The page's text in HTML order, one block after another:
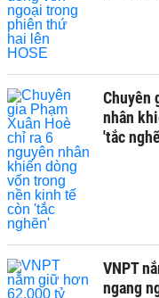
Chuyên
nhân
'tắc
VNPT
ngang